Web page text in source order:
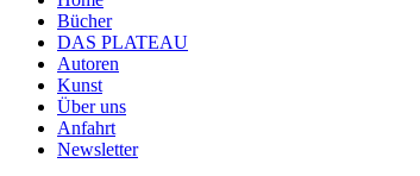
Bücher
DAS PLATEAU
Autoren
Kunst
Über uns
Anfahrt
Newsletter